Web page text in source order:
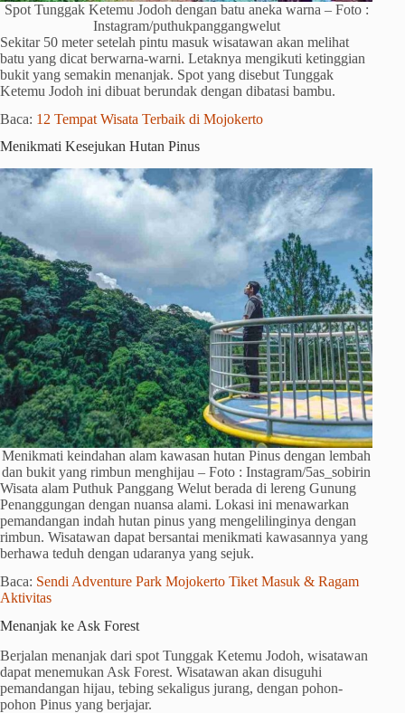
Spot Tunggak Ketemu Jodoh dengan batu aneka warna – Foto :
Instagram/puthukpanggangwelut
Sekitar 50 meter setelah pintu masuk wisatawan akan melihat
batu yang dicat berwarna-warni. Letaknya mengikuti ketinggian
bukit yang semakin menanjak. Spot yang disebut Tunggak
Ketemu Jodoh ini dibuat berundak dengan dibatasi bambu.
Baca: 12 Tempat Wisata Terbaik di Mojokerto
Menikmati Kesejukan Hutan Pinus
Menikmati keindahan alam kawasan hutan Pinus dengan lembah
dan bukit yang rimbun menghijau – Foto : Instagram/5as_sobirin
Wisata alam Puthuk Panggang Welut berada di lereng Gunung
Penanggungan dengan nuansa alami. Lokasi ini menawarkan
pemandangan indah hutan pinus yang mengelilinginya dengan
rimbun. Wisatawan dapat bersantai menikmati kawasannya yang
berhawa teduh dengan udaranya yang sejuk.
Baca: Sendi Adventure Park Mojokerto Tiket Masuk & Ragam
Aktivitas
Menanjak ke Ask Forest
Berjalan menanjak dari spot Tunggak Ketemu Jodoh, wisatawan
dapat menemukan Ask Forest. Wisatawan akan disuguhi
pemandangan hijau, tebing sekaligus jurang, dengan pohon-
pohon Pinus yang berjajar.